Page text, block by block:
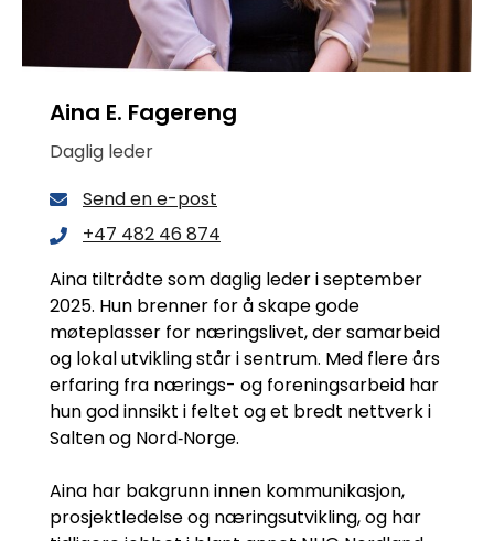
Aina E. Fagereng
Daglig leder
Send en e-post
+47 482 46 874
Aina tiltrådte som daglig leder i september
2025. Hun brenner for å skape gode
møteplasser for næringslivet, der samarbeid
og lokal utvikling står i sentrum. Med flere års
erfaring fra nærings- og foreningsarbeid har
hun god innsikt i feltet og et bredt nettverk i
Salten og Nord‑Norge.
Aina har bakgrunn innen kommunikasjon,
prosjektledelse og næringsutvikling, og har